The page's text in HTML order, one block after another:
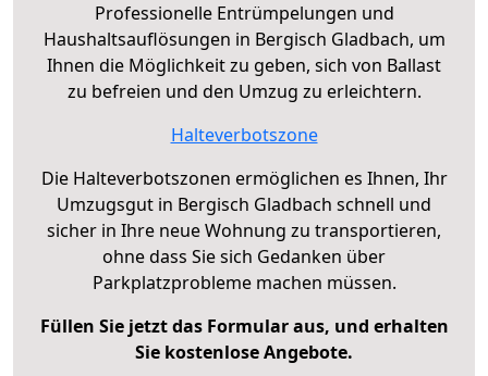
Professionelle Entrümpelungen und
Haushaltsauflösungen in Bergisch Gladbach, um
Ihnen die Möglichkeit zu geben, sich von Ballast
zu befreien und den Umzug zu erleichtern.
Halteverbotszone
Die Halteverbotszonen ermöglichen es Ihnen, Ihr
Umzugsgut in Bergisch Gladbach schnell und
sicher in Ihre neue Wohnung zu transportieren,
ohne dass Sie sich Gedanken über
Parkplatzprobleme machen müssen.
Füllen Sie jetzt das Formular aus, und erhalten
Sie kostenlose Angebote.